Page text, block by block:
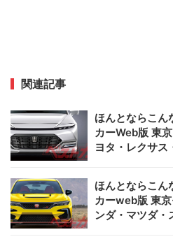
関連記事
ほんとならこん
カーWeb版 東
ヨタ・レクサス
ほんとならこん
カーweb版 東
ンダ・マツダ・